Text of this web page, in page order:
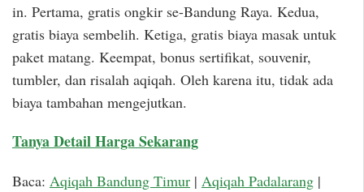
in. Pertama, gratis ongkir se-Bandung Raya. Kedua,
gratis biaya sembelih. Ketiga, gratis biaya masak untuk
paket matang. Keempat, bonus sertifikat, souvenir,
tumbler, dan risalah aqiqah. Oleh karena itu, tidak ada
biaya tambahan mengejutkan.
Tanya Detail Harga Sekarang
Baca: Aqiqah Bandung Timur | Aqiqah Padalarang |